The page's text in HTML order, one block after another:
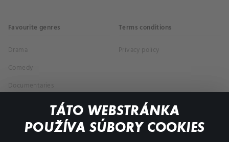
TÁTO WEBSTRÁNKA
POUŽÍVA SÚBORY COOKIES
Favourite genres
Drama
Comedy
Documentaries
Terms conditions
Privacy policy